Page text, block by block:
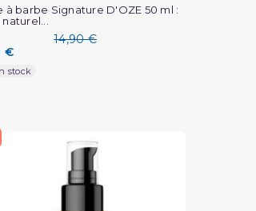
à barbe Signature D'OZE 50 ml :
14,90 €
€
stock